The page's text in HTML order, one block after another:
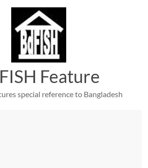
Feature
special reference to Bangladesh